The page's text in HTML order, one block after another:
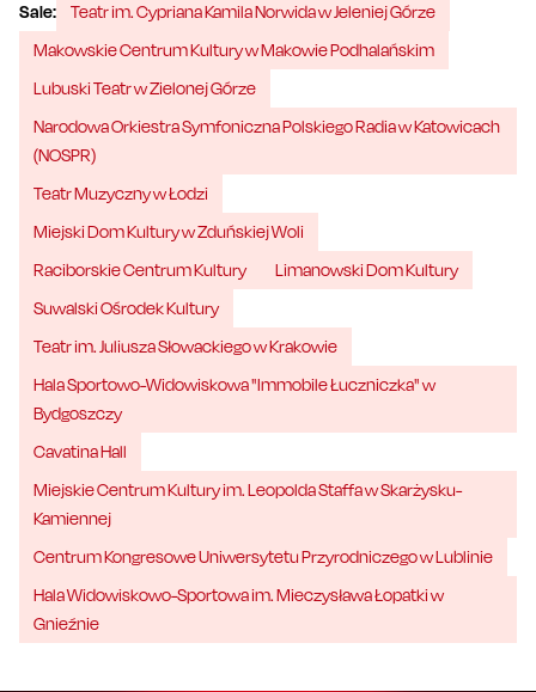
Sale:
Teatr im. Cypriana Kamila Norwida w Jeleniej Górze
Makowskie Centrum Kultury w Makowie Podhalańskim
Lubuski Teatr w Zielonej Górze
Narodowa Orkiestra Symfoniczna Polskiego Radia w Katowicach
(NOSPR)
Teatr Muzyczny w Łodzi
Miejski Dom Kultury w Zduńskiej Woli
Raciborskie Centrum Kultury
Limanowski Dom Kultury
Suwalski Ośrodek Kultury
Teatr im. Juliusza Słowackiego w Krakowie
Hala Sportowo-Widowiskowa "Immobile Łuczniczka" w
Bydgoszczy
Cavatina Hall
Miejskie Centrum Kultury im. Leopolda Staffa w Skarżysku-
Kamiennej
Centrum Kongresowe Uniwersytetu Przyrodniczego w Lublinie
Hala Widowiskowo-Sportowa im. Mieczysława Łopatki w
Gnieźnie